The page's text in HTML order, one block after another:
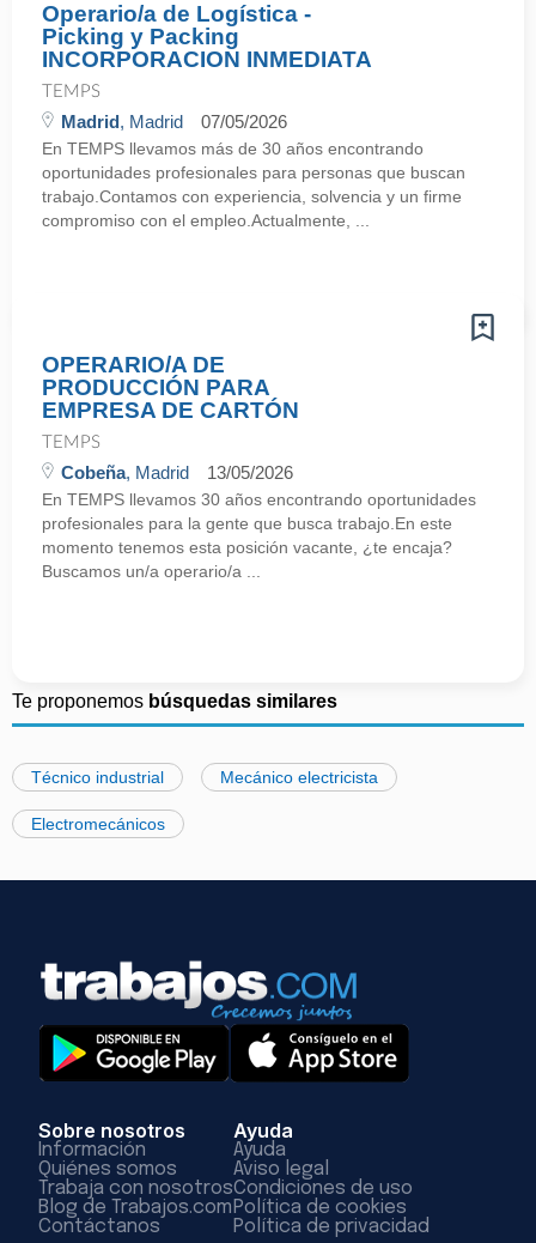
Operario/a de Logística -
Picking y Packing
INCORPORACION INMEDIATA
TEMPS
Madrid, Madrid 07/05/2026
En TEMPS llevamos más de 30 años encontrando
oportunidades profesionales para personas que buscan
trabajo.Contamos con experiencia, solvencia y un firme
compromiso con el empleo.Actualmente, ...
OPERARIO/A DE
PRODUCCIÓN PARA
EMPRESA DE CARTÓN
TEMPS
Cobeña, Madrid 13/05/2026
En TEMPS llevamos 30 años encontrando oportunidades
profesionales para la gente que busca trabajo.En este
momento tenemos esta posición vacante, ¿te encaja?
Buscamos un/a operario/a ...
Te proponemos búsquedas similares
Técnico industrial Mecánico electricista
Electromecánicos
Sobre nosotros
Información
Quiénes somos
Trabaja con nosotros
Blog de Trabajos.com
Contáctanos
Ayuda
Ayuda
Aviso legal
Condiciones de uso
Política de cookies
Política de privacidad